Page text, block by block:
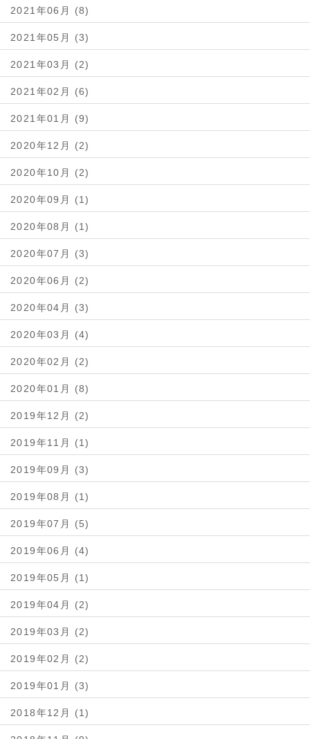
2021年06月 (8)
2021年05月 (3)
2021年03月 (2)
2021年02月 (6)
2021年01月 (9)
2020年12月 (2)
2020年10月 (2)
2020年09月 (1)
2020年08月 (1)
2020年07月 (3)
2020年06月 (2)
2020年04月 (3)
2020年03月 (4)
2020年02月 (2)
2020年01月 (8)
2019年12月 (2)
2019年11月 (1)
2019年09月 (3)
2019年08月 (1)
2019年07月 (5)
2019年06月 (4)
2019年05月 (1)
2019年04月 (2)
2019年03月 (2)
2019年02月 (2)
2019年01月 (3)
2018年12月 (1)